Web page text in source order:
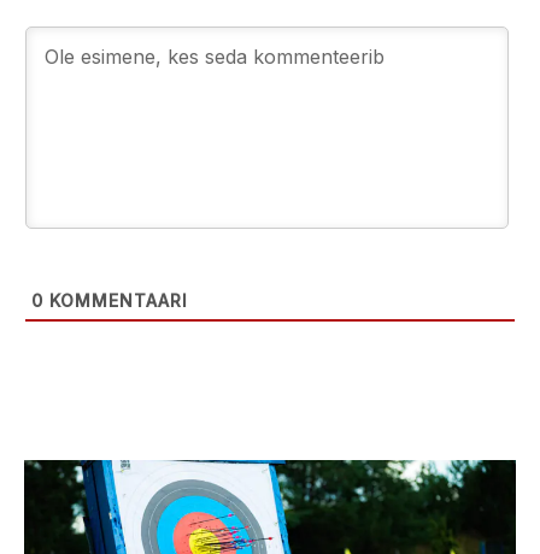
0 KOMMENTAARI